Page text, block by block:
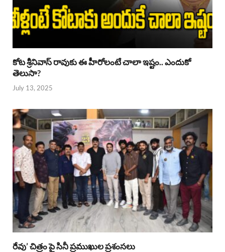
కోట శ్రీనివాస్ రావుకు ఈ హీరోలంటే చాలా ఇష్టం.. ఎందుకో
తెలుసా?
July 13, 2025
రేవు’ చిత్రం పై సినీ ప్రముఖుల ప్రశంసలు